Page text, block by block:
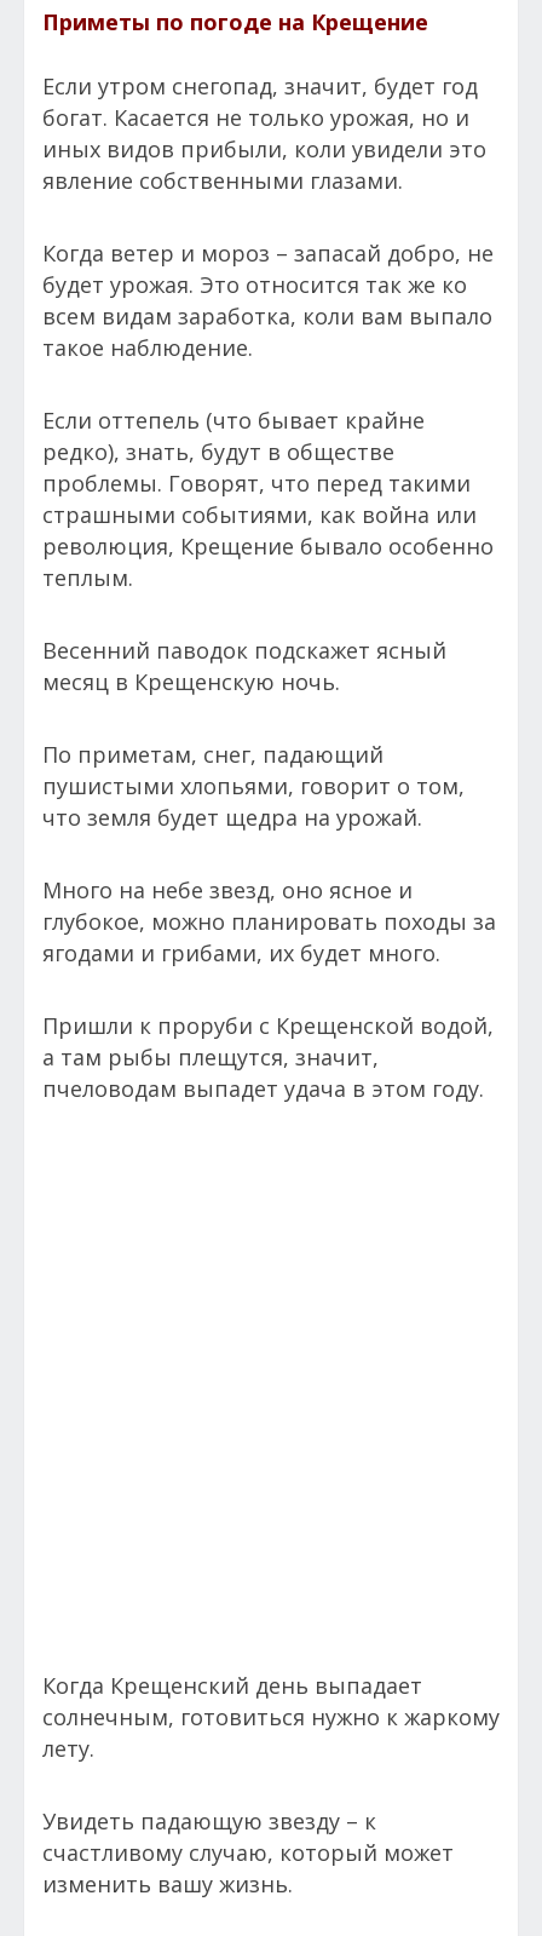
Приметы по погоде на Крещение
Если утром снегопад, значит, будет год
богат. Касается не только урожая, но и
иных видов прибыли, коли увидели это
явление собственными глазами.
Когда ветер и мороз – запасай добро, не
будет урожая. Это относится так же ко
всем видам заработка, коли вам выпало
такое наблюдение.
Если оттепель (что бывает крайне
редко), знать, будут в обществе
проблемы. Говорят, что перед такими
страшными событиями, как война или
революция, Крещение бывало особенно
теплым.
Весенний паводок подскажет ясный
месяц в Крещенскую ночь.
По приметам, снег, падающий
пушистыми хлопьями, говорит о том,
что земля будет щедра на урожай.
Много на небе звезд, оно ясное и
глубокое, можно планировать походы за
ягодами и грибами, их будет много.
Пришли к проруби с Крещенской водой,
а там рыбы плещутся, значит,
пчеловодам выпадет удача в этом году.
Когда Крещенский день выпадает
солнечным, готовиться нужно к жаркому
лету.
Увидеть падающую звезду – к
счастливому случаю, который может
изменить вашу жизнь.